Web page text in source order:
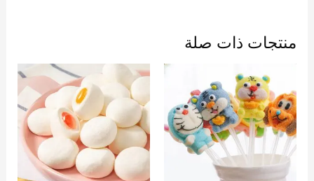
منتجات ذات صلة